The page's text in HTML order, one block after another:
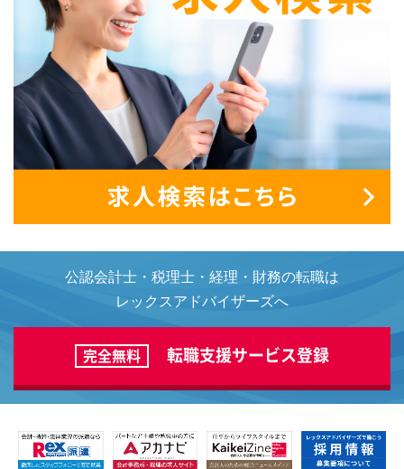
公認会計士・税理士・経理・財務の転職は
レックスアドバイザーズへ
完全無料 転職支援サービス登録